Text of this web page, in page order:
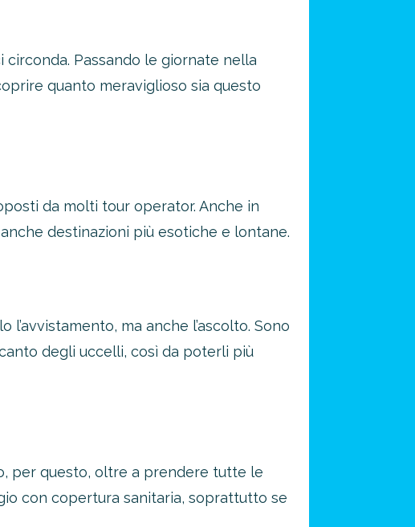
Passando le giornate nella
quanto meraviglioso sia questo
da molti tour operator. Anche in
destinazioni più esotiche e lontane.
ma anche l’ascolto. Sono
degli uccelli, così da poterli più
per questo, oltre a prendere tutte le
con copertura sanitaria, soprattutto se